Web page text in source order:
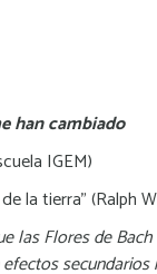
han cambiado
IGEM)
la tierra” (Ralph
las Flores de